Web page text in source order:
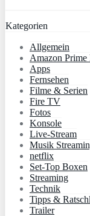
Kategorien
Allgemein
Amazon Prime
Apps
Fernsehen
Filme & Serien
Fire TV
Fotos
Konsole
Live-Stream
Musik
netflix
Set-Top Boxen
Streaming
Technik
Tipps &
Trailer